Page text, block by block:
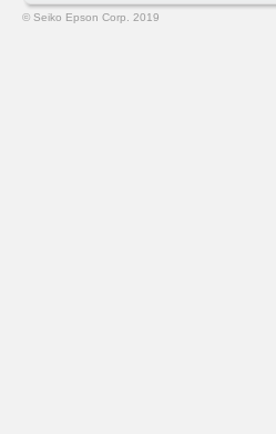
© Seiko Epson Corp. 2019